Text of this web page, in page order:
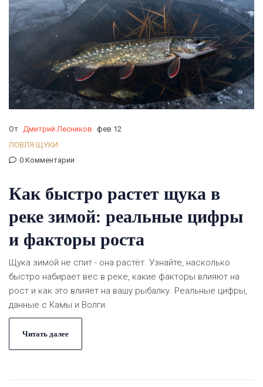
От Дмитрий Лесников фев 12
ЛОВЛЯ ЩУКИ
0 Комментарии
Как быстро растет щука в
реке зимой: реальные цифры
и факторы роста
Щука зимой не спит - она растёт. Узнайте, насколько
быстро набирает вес в реке, какие факторы влияют на
рост и как это влияет на вашу рыбалку. Реальные цифры,
данные с Камы и Волги.
Читать далее